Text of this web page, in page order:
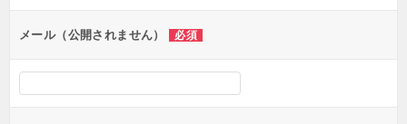
ンメール（公開されません） 必須